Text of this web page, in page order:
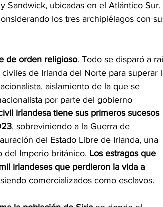
Sandwick, ubicadas en el Atlántico Sur.
los tres archipiélagos con
de orden religioso. Todo se disparó a
de Irlanda del Norte para superar
aislamiento de la que se
por parte del gobierno
irlandesa tiene sus primeros sucesos
,​ sobreviniendo a la Guerra de
del Estado Libre de Irlanda, una
del Imperio británico. Los estragos que
irlandeses que perdieron la vida a
comercializados como esclavos.